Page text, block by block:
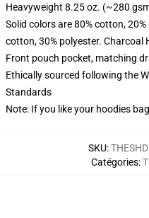
Heavyweight 8.25 oz. (~280
Solid colors are 80% cotton,
cotton, 30% polyester. Charcoal
Front pouch pocket, matching
Ethically sourced following the
Standards
Note: If you like your hoodies
SKU:
Catégories: